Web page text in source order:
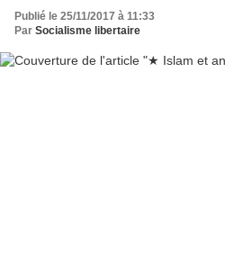
Publié le 25/11/2017 à 11:33
Par Socialisme libertaire